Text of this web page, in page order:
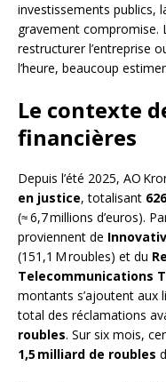
investissements publics,
gravement compromise.
restructurer l’entreprise
l’heure, beaucoup
Le contexte
financières
Depuis l’été 2025, AO
en justice, totalisant
(≈ 6,7 millions d’euros).
proviennent de
(151,1 M roubles) et du
Telecommunications
montants s’ajoutent aux
total des réclamations
roubles. Sur six mois,
1,5 milliard de roubles